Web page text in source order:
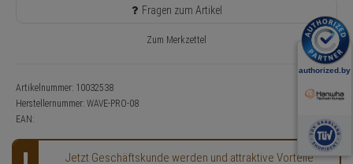
Fragen zum Artikel
Zum Merkzettel
Artikelnummer: 10032538
Herstellernummer: WAVE-PRO-08
EAN:
Jetzt Geschäftskunde werden und attraktive Vorteile